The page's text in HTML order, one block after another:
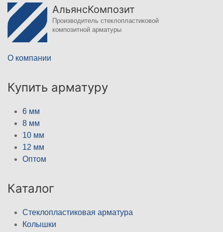
АльянсКомпозит
Производитель стеклопластиковой
композитной арматуры
О компании
Купить арматуру
6 мм
8 мм
10 мм
12 мм
Оптом
Каталог
Стеклопластиковая арматура
Колышки